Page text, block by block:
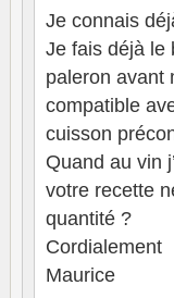
Je connais
Je fais déjà le
paleron avant
compatible
cuisson
Quand au vin
votre recette
quantité ?
Cordialement
Maurice